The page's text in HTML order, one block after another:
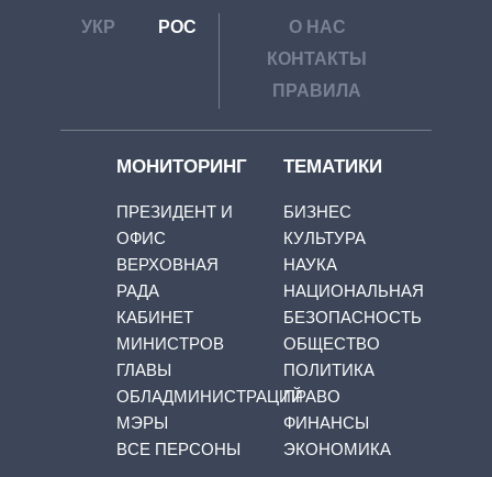
УКР РОС
О НАС
КОНТАКТЫ
ПРАВИЛА
МОНИТОРИНГ
ПРЕЗИДЕНТ И
ОФИС
ВЕРХОВНАЯ
РАДА
КАБИНЕТ
МИНИСТРОВ
ГЛАВЫ
ОБЛАДМИНИСТРАЦИЙ
МЭРЫ
ВСЕ ПЕРСОНЫ
ТЕМАТИКИ
БИЗНЕС
КУЛЬТУРА
НАУКА
НАЦИОНАЛЬНАЯ
БЕЗОПАСНОСТЬ
ОБЩЕСТВО
ПОЛИТИКА
ПРАВО
ФИНАНСЫ
ЭКОНОМИКА